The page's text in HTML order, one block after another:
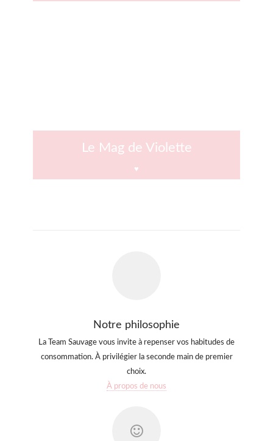
Le Mag de Violette
♥
Notre philosophie
La Team Sauvage vous invite à repenser vos habitudes de
consommation. À privilégier la seconde main de premier
choix.
À propos de nous